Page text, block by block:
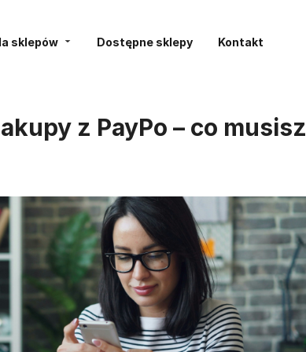
sklepów Dostępne sklepy Kontakt
z PayPo – co musisz